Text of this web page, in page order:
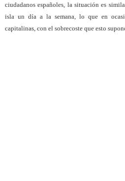
ciudadanos españoles, la situación es
isla un día a la semana, lo que en
capitalinas, con el sobrecoste que esto